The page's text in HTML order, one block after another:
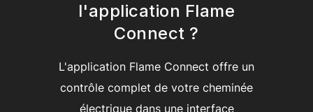
l'application Flame
Connect ?
L'application Flame Connect offre un
contrôle complet de votre cheminée
électrique dans une interface